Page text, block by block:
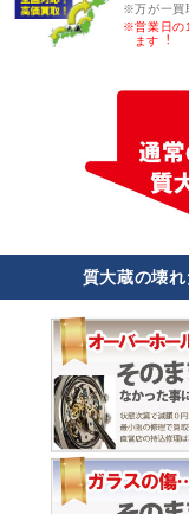
※万が一買
※営業日の
ます︕
質大蔵の壊